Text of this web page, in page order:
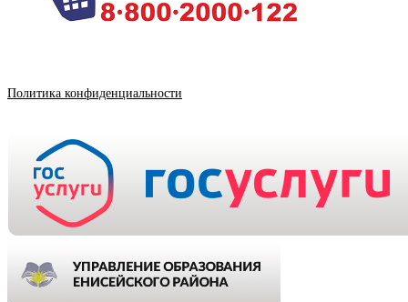
Политика конфиденциальности